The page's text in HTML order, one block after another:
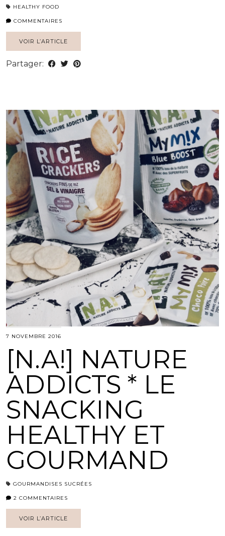
HEALTHY FOOD
COMMENTAIRES
VOIR L’ARTICLE
Partager:
7 NOVEMBRE 2016
[N.A!] NATURE
ADDICTS * LE
SNACKING
HEALTHY ET
GOURMAND
GOURMANDISES SUCRÉES
2 COMMENTAIRES
VOIR L’ARTICLE